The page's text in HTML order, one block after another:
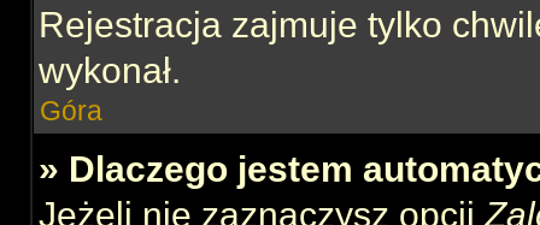
Rejestracja zajmuje tylko
wykonał.
Góra
» Dlaczego jestem
Jeżeli nie zaznaczysz opcji